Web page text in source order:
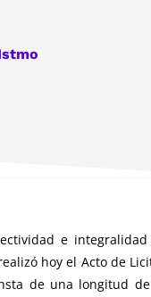
e
hoy el Acto de
de una longitud